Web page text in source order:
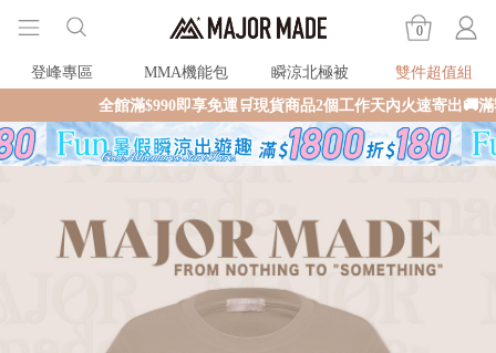
0
登峰專區 MMA機能包 瞬涼北極被
雙件超值組
全館滿$990即享免運🛒現貨商品2個工作天內火速寄出🚚滿額再送